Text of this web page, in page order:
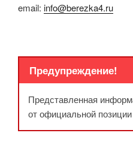
email: info@berezka4.ru
Предупреждение!
Представленная
от официальной